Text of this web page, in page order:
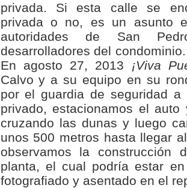
privada. Si esta calle se
privada o no, es un asunto
autoridades de San
desarrolladores del
En agosto 27, 2013 ¡Viva
Calvo y a su equipo en su
por el guardia de seguridad
privado, estacionamos el
cruzando las dunas y luego
unos 500 metros hasta llegar
observamos la construcción
planta, el cual podría estar
fotografiado y asentado en el